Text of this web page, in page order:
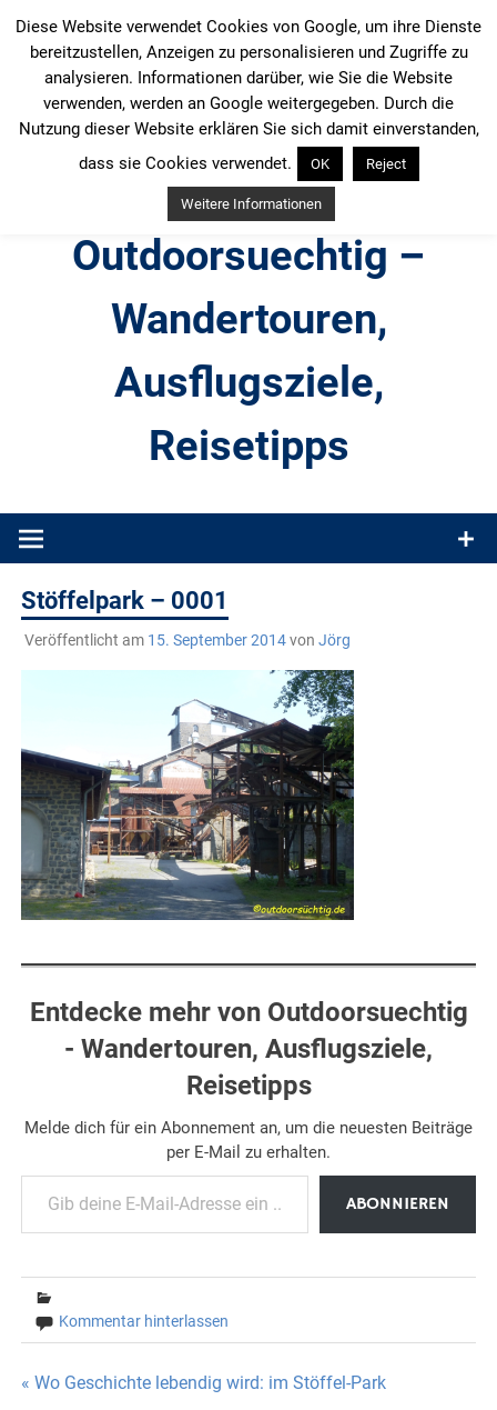
Inhalt
springen
Outdoorsuechtig –
Wandertouren,
Ausflugsziele,
Reisetipps
Produkttests und Buchrezensionen. Ein Blog für alle, die gern
Stöffelpark – 0001
Veröffentlicht am 15. September 2014von Jörg
Entdecke mehr von Outdoorsuechtig
- Wandertouren, Ausflugsziele,
Reisetipps
Melde dich für ein Abonnement an, um die neuesten Beiträge
per E-Mail zu erhalten.
Gib deine E-Mail-Adresse ein ...
ABONNIEREN
Kommentar hinterlassen
Beitragsnavigation
« Wo Geschichte lebendig wird: im Stöffel-Park
Diese Website verwendet Cookies von Google, um ihre Dienste
bereitzustellen, Anzeigen zu personalisieren und Zugriffe zu
analysieren. Informationen darüber, wie Sie die Website
verwenden, werden an Google weitergegeben. Durch die
Nutzung dieser Website erklären Sie sich damit einverstanden,
dass sie Cookies verwendet.
OK Reject
Weitere Informationen